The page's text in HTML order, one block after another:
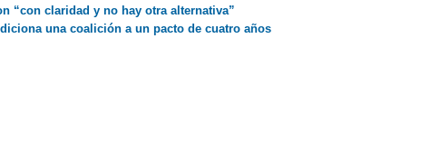
“con claridad y no hay otra alternativa”
una coalición a un pacto de cuatro años